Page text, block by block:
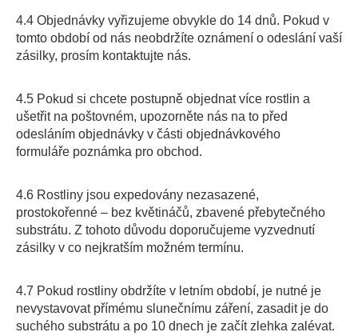
4.4 Objednávky vyřizujeme obvykle do 14 dnů. Pokud v
tomto období od nás neobdržíte oznámení o odeslání vaší
zásilky, prosím kontaktujte nás.
4.5 Pokud si chcete postupně objednat více rostlin a
ušetřit na poštovném, upozorněte nás na to před
odesláním objednávky v části objednávkového
formuláře poznámka pro obchod.
4.6 Rostliny jsou expedovány nezasazené,
prostokořenné – bez květináčů, zbavené přebytečného
substrátu. Z tohoto důvodu doporučujeme vyzvednutí
zásilky v co nejkratším možném termínu.
4.7 Pokud rostliny obdržíte v letním období, je nutné je
nevystavovat přímému slunečnímu záření, zasadit je do
suchého substrátu a po 10 dnech je začít zlehka zalévat.